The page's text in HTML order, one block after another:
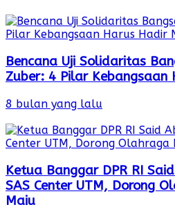
Bencana Uji Solidaritas
Zuber: 4 Pilar
8 bulan yang lalu
Ketua Banggar DPR RI
SAS Center UTM, Dorong
Maju